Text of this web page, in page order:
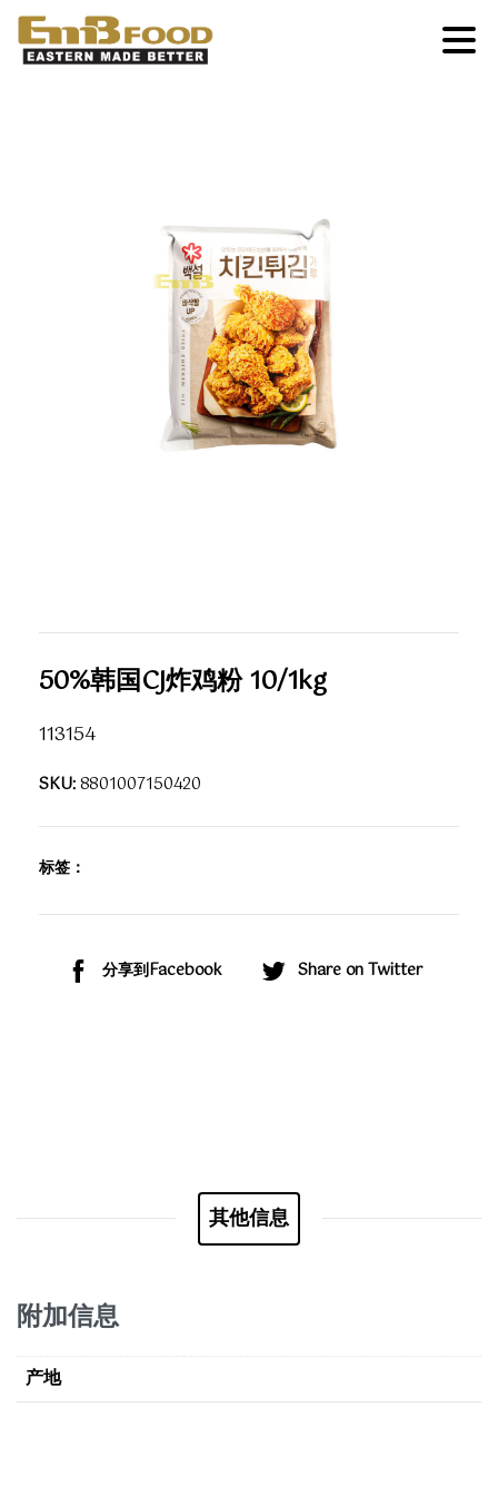
50%韩国CJ炸鸡粉 10/1kg
113154
SKU:8801007150420
标签：
分享到Facebook Share on Twitter
其他信息
附加信息
产地